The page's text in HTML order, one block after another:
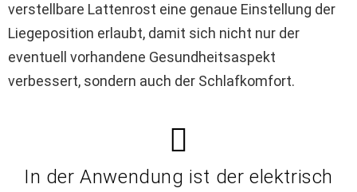
verstellbare Lattenrost eine genaue Einstellung der
Liegeposition erlaubt, damit sich nicht nur der
eventuell vorhandene Gesundheitsaspekt
verbessert, sondern auch der Schlafkomfort.
In der Anwendung ist der elektrisch